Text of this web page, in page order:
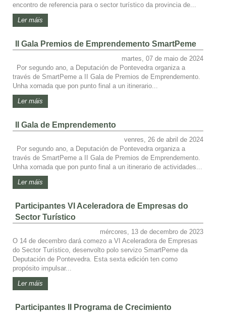
encontro de referencia para o sector turístico da provincia de...
Ler máis
II Gala Premios de Emprendemento SmartPeme
martes, 07 de maio de 2024
Por segundo ano, a Deputación de Pontevedra organiza a
través de SmartPeme a II Gala de Premios de Emprendemento.
Unha xornada que pon punto final a un itinerario...
Ler máis
II Gala de Emprendemento
venres, 26 de abril de 2024
Por segundo ano, a Deputación de Pontevedra organiza a
través de SmartPeme a II Gala de Premios de Emprendemento.
Unha xornada que pon punto final a un itinerario de actividades...
Ler máis
Participantes VI Aceleradora de Empresas do
Sector Turístico
mércores, 13 de decembro de 2023
O 14 de decembro dará comezo a VI Aceleradora de Empresas
do Sector Turístico, desenvolto polo servizo SmartPeme da
Deputación de Pontevedra. Esta sexta edición ten como
propósito impulsar...
Ler máis
Participantes II Programa de Crecimiento